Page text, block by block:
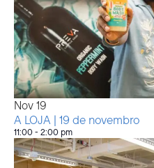
Nov 19
A LOJA | 19 de novembro
11:00- 2:00 pm